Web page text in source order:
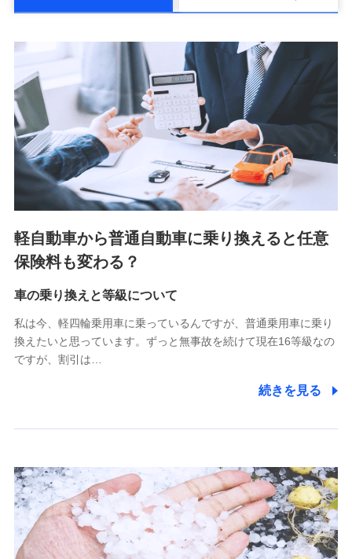
■少額短期保険
株式会社アシロ少額短期保険 (https://kailash.co.jp/)
SBIいきいき少額短期保険会社 (https://www.i-
sedai.com/)
SBIペット少額短期保険株式会社 (https://www.sbipet-
ssi.co.jp/)
SBIリスタ少額短期保険会社
(https://www.jishin.co.jp/)
スマートプラス少額短期保険株式会社
チューリッヒ少額短期保険株式会社
(https://www.zurichssi.co.jp/)
(https://www.tokiomarine-x.co.jp/)
(https://pshoken.co.jp/)
リトルファミリー少額短期保険株式会社
(https://www.littlefamily-ssi.com/)
郵便、電話、およびＥメール等により、当社と取引のあるも
た維持管理等の委託業務遂行のため、またそれらに付帯、関
連する当社および提携会社のサービスを案内、提供するため
（なお、当社は複数の保険会社と取引があり、取得した個人
情報を取引のある他の保険会社の商品・サービスをご提案す
るために利用させていただくことがあります。）
上記に係る連絡・手続き・管理等付帯業務を行うため
軽自動車から普通自動車に乗り換えると任意
保険料も変わる？
車の乗り換えと等級について
私は今、軽四輪乗用車に乗っているんですが、普通乗用車に乗り
換えたいと思っています。ずっと無事故を続けて現在16等級なの
ですが、割引は…
続きを見る